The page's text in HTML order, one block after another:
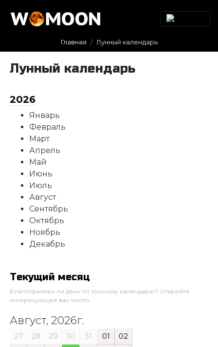
Главная Лунный календарь
Лунный календарь
2026
Январь
Февраль
Март
Апрель
Май
Июнь
Июль
Август
Сентябрь
Октябрь
Ноябрь
Декабрь
Текущий месяц
Благоприятен ли день по лунному календарю? Откройте
интересующее вас число.
Август, 2026г.
27 28 29 30 31 01
02